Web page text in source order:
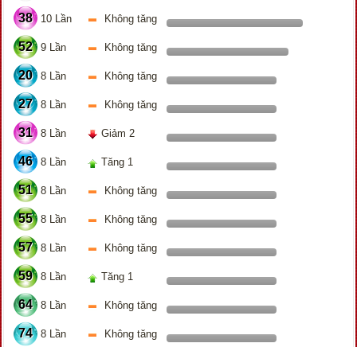
38 10 Lần Không tăng
52 9 Lần Không tăng
20 8 Lần Không tăng
27 8 Lần Không tăng
31 8 Lần Giảm 2
46 8 Lần Tăng 1
51 8 Lần Không tăng
55 8 Lần Không tăng
57 8 Lần Không tăng
59 8 Lần Tăng 1
64 8 Lần Không tăng
74 8 Lần Không tăng